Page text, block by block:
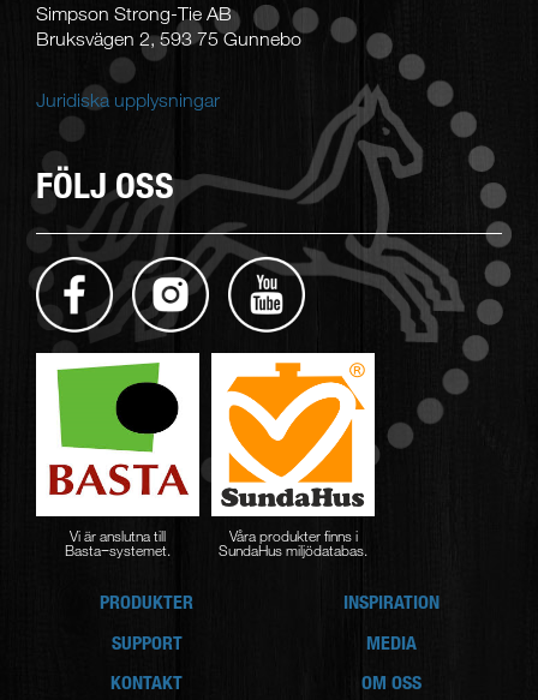
Simpson Strong-Tie AB
Bruksvägen 2, 593 75 Gunnebo
Juridiska upplysningar
FÖLJ OSS
Vi är anslutna till
Basta−systemet.
Våra produkter finns i
SundaHus miljödatabas.
PRODUKTER
INSPIRATION
SUPPORT
MEDIA
KONTAKT
OM OSS